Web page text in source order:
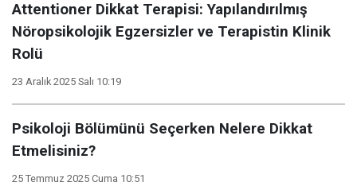
Attentioner Dikkat Terapisi: Yapılandırılmış
Nöropsikolojik Egzersizler ve Terapistin Klinik
Rolü
23 Aralık 2025 Salı 10:19
Psikoloji Bölümünü Seçerken Nelere Dikkat
Etmelisiniz?
25 Temmuz 2025 Cuma 10:51